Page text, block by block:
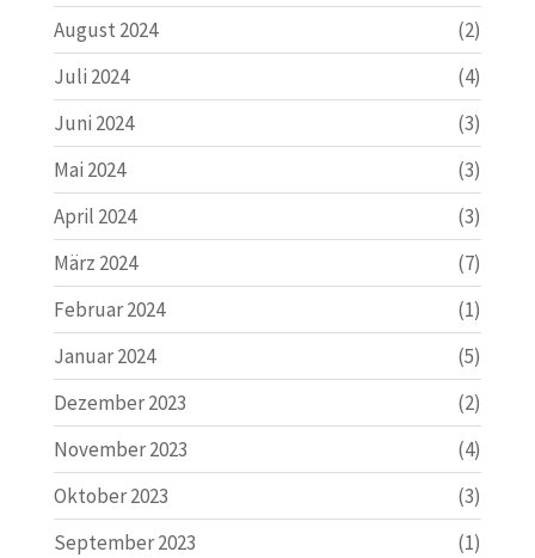
August 2024
(2)
Juli 2024
(4)
Juni 2024
(3)
Mai 2024
(3)
April 2024
(3)
März 2024
(7)
Februar 2024
(1)
Januar 2024
(5)
Dezember 2023
(2)
November 2023
(4)
Oktober 2023
(3)
September 2023
(1)